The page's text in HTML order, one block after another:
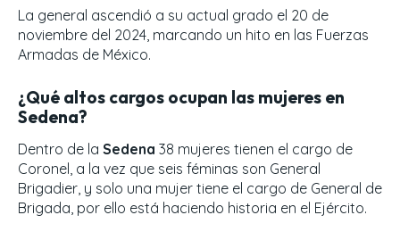
La general ascendió a su actual grado el 20 de
noviembre del 2024, marcando un hito en las Fuerzas
Armadas de México.
¿Qué altos cargos ocupan las mujeres en
Sedena?
Dentro de la Sedena 38 mujeres tienen el cargo de
Coronel, a la vez que seis féminas son General
Brigadier, y solo una mujer tiene el cargo de General de
Brigada, por ello está haciendo historia en el Ejército.